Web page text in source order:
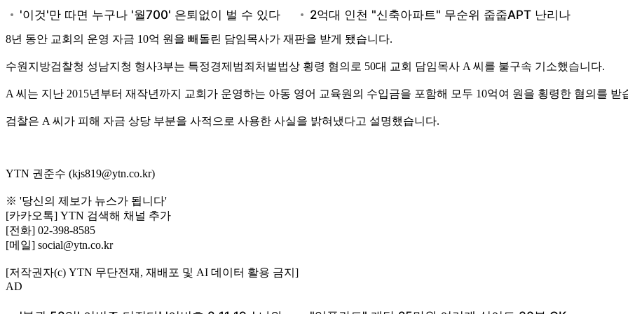
8년 동안 교회의 운영 자금 10억 원을 빼돌린 담임목사가 재판을 받게 됐습니다.
수원지방검찰청 성남지청 형사3부는 특정경제범죄처벌법상 횡령 혐의로 50대 교회 담임목사 A 씨를 불구속 기소했습니다.
A 씨는 지난 2015년부터 재작년까지 교회가 운영하는 아동 영어 교육원의 수입금을 포함해 모두 10억여 원을 횡령한 혐의를 받
검찰은 A 씨가 피해 자금 상당 부분을 사적으로 사용한 사실을 밝혀냈다고 설명했습니다.
YTN 권준수 (kjs819@ytn.co.kr)
※ '당신의 제보가 뉴스가 됩니다'
[카카오톡] YTN 검색해 채널 추가
[전화] 02-398-8585
[메일] social@ytn.co.kr
[저작권자(c) YTN 무단전재, 재배포 및 AI 데이터 활용 금지]
AD